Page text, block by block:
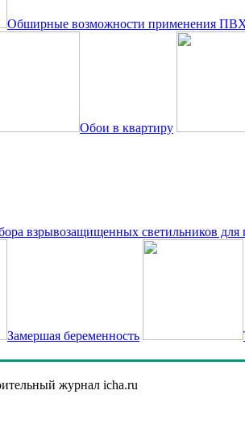
Обширные возможности применения
Обои в квартиру
взрывозащищенных светильников для
Замершая беременность
журнал icha.ru